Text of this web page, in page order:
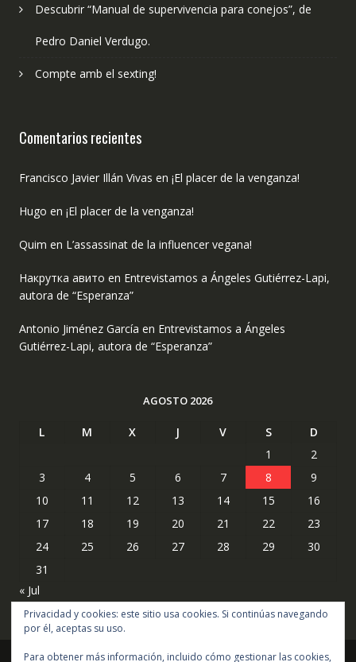
Descubrir “Manual de supervivencia para conejos”, de
Pedro Daniel Verdugo.
Compte amb el sexting!
Comentarios recientes
Francisco Javier Illán Vivas en ¡El placer de la venganza!
Hugo en ¡El placer de la venganza!
Quim en L’assassinat de la influencer vegana!
Накрутка авито en Entrevistamos a Ángeles Gutiérrez-Lapi,
autora de “Esperanza”
Antonio Jiménez García en Entrevistamos a Ángeles
Gutiérrez-Lapi, autora de “Esperanza”
AGOSTO 2026
L M X J V S
D
1
2
3
4 5 6 7 8
9
10
11 12 13 14 15
16
17
18 19 20 21 22
23
24
25 26 27 28 29
30
31
« Jul
Privacidad y cookies: este sitio usa cookies. Si continúas navegando
por él, aceptas su uso.
Para obtener más información, incluido cómo gestionar las cookies,